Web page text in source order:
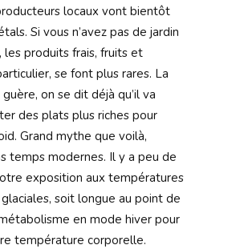
locaux vont bientôt
Si vous n’avez pas de jardin
les produits frais, fruits et
se font plus rares. La
on se dit déjà qu’il va
des plats plus riches pour
Grand mythe que voilà,
temps modernes. Il y a peu de
exposition aux températures
soit longue au point de
en mode hiver pour
température corporelle.